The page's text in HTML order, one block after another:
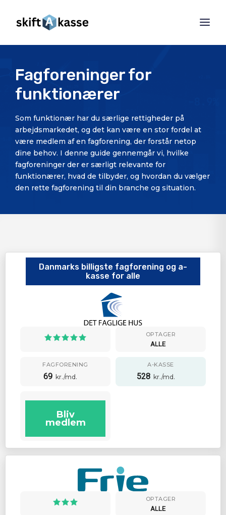
Fagforeninger for
funktionærer
Som funktionær har du særlige rettigheder på
arbejdsmarkedet, og det kan være en stor fordel at
være medlem af en fagforening, der forstår netop
dine behov. I denne guide gennemgår vi, hvilke
fagforeninger der er særligt relevante for
funktionærer, hvad de tilbyder, og hvordan du vælger
den rette fagforening til din branche og situation.
Danmarks billigste fagforening og a-
kasse for alle
OPTAGER
ALLE
FAGFORENING
69 kr./md.
A-KASSE
528 kr./md.
Bliv
medlem
OPTAGER
ALLE